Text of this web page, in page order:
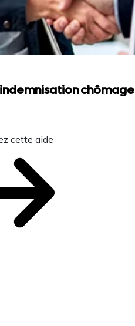
chômage
cette aide